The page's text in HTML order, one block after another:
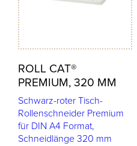
ROLL CAT®
PREMIUM, 320 MM
Schwarz-roter Tisch-
Rollenschneider Premium
für DIN A4 Format,
Schneidlänge 320 mm